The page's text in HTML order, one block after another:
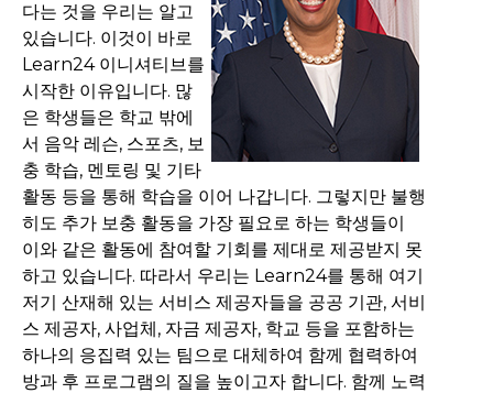
다는 것을 우리는 알고
있습니다. 이것이 바로
Learn24 이니셔티브를
시작한 이유입니다. 많
은 학생들은 학교 밖에
서 음악 레슨, 스포츠, 보
충 학습, 멘토링 및 기타
활동 등을 통해 학습을 이어 나갑니다. 그렇지만 불행
히도 추가 보충 활동을 가장 필요로 하는 학생들이
이와 같은 활동에 참여할 기회를 제대로 제공받지 못
하고 있습니다. 따라서 우리는 Learn24를 통해 여기
저기 산재해 있는 서비스 제공자들을 공공 기관, 서비
스 제공자, 사업체, 자금 제공자, 학교 등을 포함하는
하나의 응집력 있는 팀으로 대체하여 함께 협력하여
방과 후 프로그램의 질을 높이고자 합니다. 함께 노력